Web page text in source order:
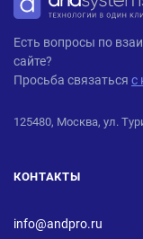
ANDPRO
Есть вопросы по
сайте?
Просьба связаться с
125480, Москва, ул.
КОНТАКТЫ
info@andpro.ru